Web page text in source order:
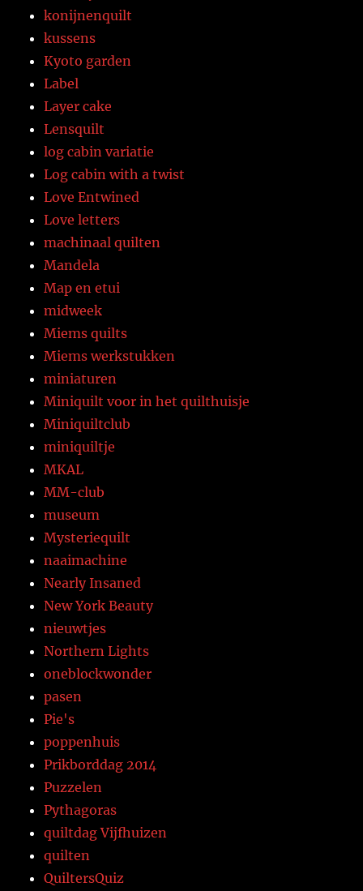
konijnenquilt
kussens
Kyoto garden
Label
Layer cake
Lensquilt
log cabin variatie
Log cabin with a twist
Love Entwined
Love letters
machinaal quilten
Mandela
Map en etui
midweek
Miems quilts
Miems werkstukken
miniaturen
Miniquilt voor in het quilthuisje
Miniquiltclub
miniquiltje
MKAL
MM-club
museum
Mysteriequilt
naaimachine
Nearly Insaned
New York Beauty
nieuwtjes
Northern Lights
oneblockwonder
pasen
Pie's
poppenhuis
Prikborddag 2014
Puzzelen
Pythagoras
quiltdag Vijfhuizen
quilten
QuiltersQuiz